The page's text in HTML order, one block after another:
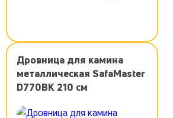
Дровница для камина
металлическая SafaMaster
D770BK 210 см